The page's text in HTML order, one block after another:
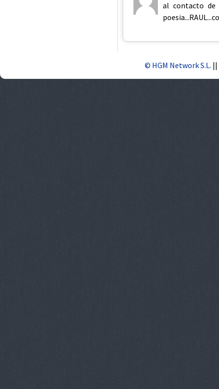
al contacto de
© HGM Network S.L. ||